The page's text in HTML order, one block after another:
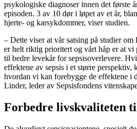
psykologiske diagnoser innen det første
episoden. 3 av 10 dør i løpet av et år,
hjerte- og karsykdommer, viser studien.
– Dette viser at vår satsing på studier om
er helt riktig prioritert og vårt håp er at vi
til bedre levekår for sepsisoverlevere.
effektene av sepsis i et større
hvordan vi kan forebygge de effektene i
Linder, leder av Sepsisfondens
Forbedre livskvaliteten